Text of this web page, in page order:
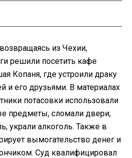
из Чехии,
решили посетить кафе
Копаня, где устроили драку
и его друзьями. В материалах
потасовки использовали
предметы, сломали двери,
украли алкоголь. Также в
вымогательство денег и
Суд квалифицировал